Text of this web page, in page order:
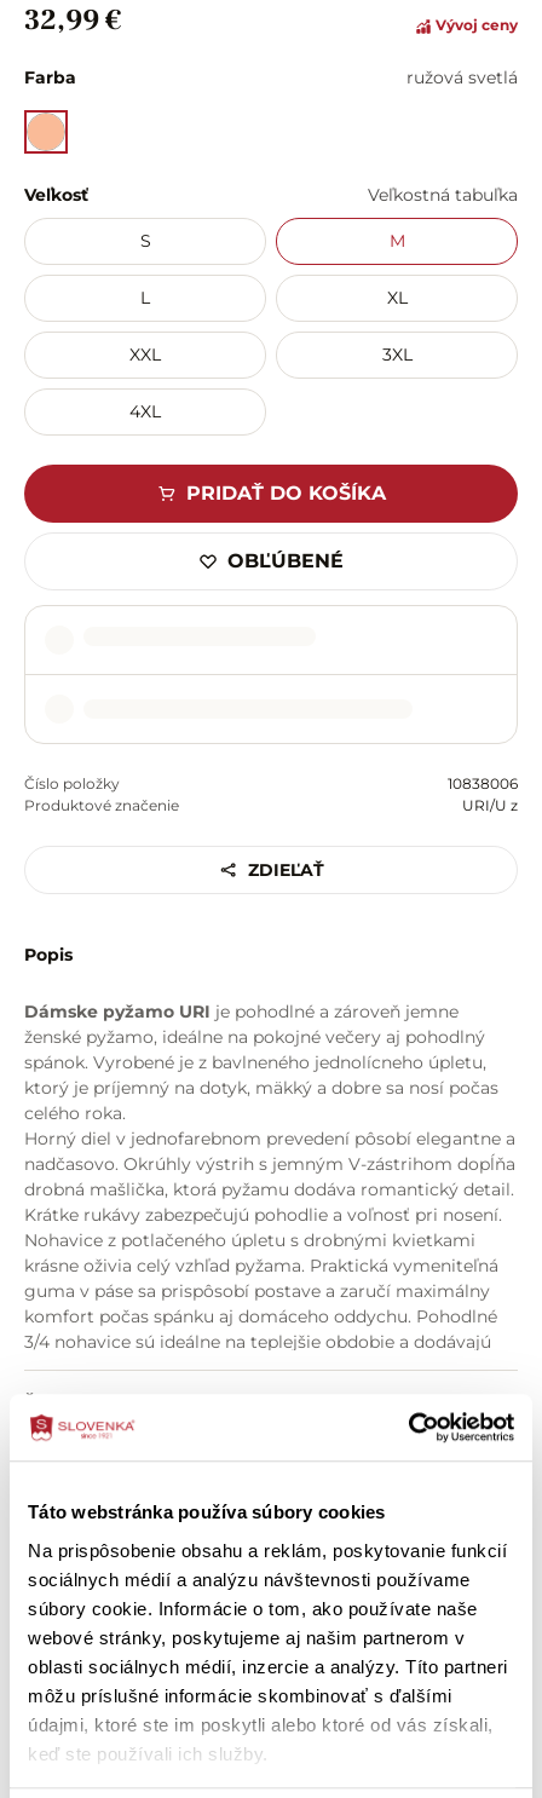
Táto webstránka používa súbory cookies
Na prispôsobenie obsahu a reklám, poskytovanie funkcií
sociálnych médií a analýzu návštevnosti používame
súbory cookie. Informácie o tom, ako používate naše
webové stránky, poskytujeme aj našim partnerom v
oblasti sociálnych médií, inzercie a analýzy. Títo partneri
môžu príslušné informácie skombinovať s ďalšími
údajmi, ktoré ste im poskytli alebo ktoré od vás získali,
keď ste používali ich služby.
32,99 €
Vývoj ceny
Farba ružová svetlá
Veľkosť Veľkostná tabuľka
S M
L XL
XXL 3XL
4XL
PRIDAŤ DO KOŠÍKA
OBĽÚBENÉ
Číslo položky
10838006
Produktové značenie
URI/U z
ZDIEĽAŤ
Popis
Dámske pyžamo URI je pohodlné a zároveň jemne
ženské pyžamo, ideálne na pokojné večery aj pohodlný
spánok. Vyrobené je z bavlneného jednolícneho úpletu,
ktorý je príjemný na dotyk, mäkký a dobre sa nosí počas
celého roka.
Horný diel v jednofarebnom prevedení pôsobí elegantne a
nadčasovo. Okrúhly výstrih s jemným V-zástrihom dopĺňa
drobná mašlička, ktorá pyžamu dodáva romantický detail.
Krátke rukávy zabezpečujú pohodlie a voľnosť pri nosení.
Nohavice z potlačeného úpletu s drobnými kvietkami
krásne oživia celý vzhľad pyžama. Praktická vymeniteľná
guma v páse sa prispôsobí postave a zaručí maximálny
komfort počas spánku aj domáceho oddychu. Pohodlné
3/4 nohavice sú ideálne na teplejšie obdobie a dodávajú
pyžamu ľahký, vzdušný charakter.
Dámske pyžamo URI
hľadajú pohodlné pyžamo s jemným ženským vzhľadom,
kvalitným spracovaním a príjemným materiálom. Ideálne
na každodenné nosenie aj ako milý darček.
Vlastnosti produktu:
dámske pyžamo z bavlneného úpletu
jednofarebný horný diel
okrúhly výstrih s jemným V-zástrihom
ozdobná malá mašlička
krátke rukávy
3/4 nohavice s drobnou kvetinovou potlačou
pohodlný strih na spanie aj domáce nosenie
vymeniteľná guma v páse
príjemný a mäkký materiál
Špecifikácia produktu
O zložení výrobku
Ako ošetriť výrobok
Zákazníci si tiež kúpili